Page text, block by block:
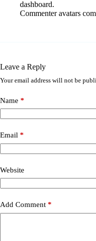
dashboard.
Commenter avatars
Leave a Reply
Your email address will not be
Name *
Email *
Website
Add Comment *